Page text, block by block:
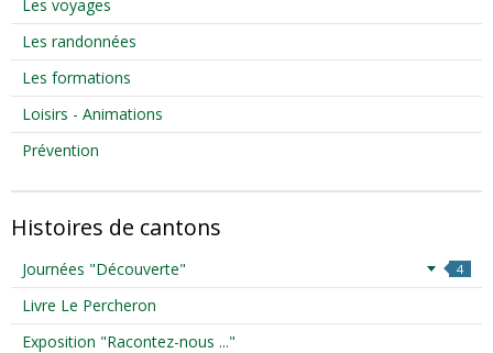
Les voyages
Les randonnées
Les formations
Loisirs - Animations
Prévention
Histoires de cantons
Journées "Découverte" 4
Livre Le Percheron
Exposition "Racontez-nous ..."